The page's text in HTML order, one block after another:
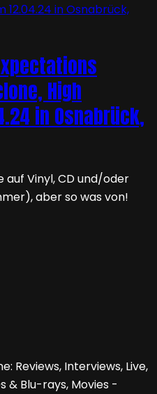
High
in Osnabrück,
auf Vinyl, CD und/oder
aber so was von!
Reviews, Interviews, Live,
& Blu-rays, Movies -